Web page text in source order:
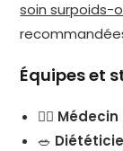
soin surpoids-
Équipes et
👨‍⚕️
🥗